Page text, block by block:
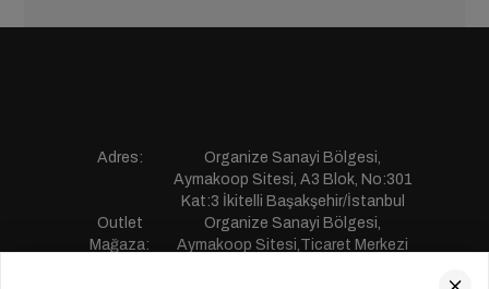
Adres:
Organize Sanayi Bölgesi,
Aymakoop Sitesi, A3 Blok, No:301
Kat:3 İkitelli Başakşehir/İstanbul
Outlet
Mağaza:
Organize Sanayi Bölgesi,
Aymakoop Sitesi,Ticaret Merkezi